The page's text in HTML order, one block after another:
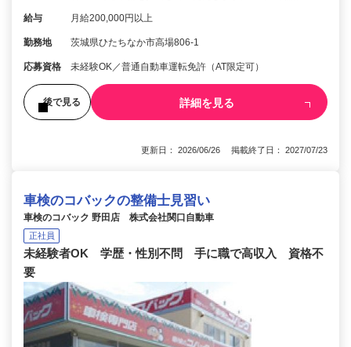
給与 月給200,000円以上
勤務地 茨城県ひたちなか市高場806-1
応募資格 未経験OK／普通自動車運転免許（AT限定可）
後で見る 詳細を見る
更新日： 2026/06/26 掲載終了日： 2027/07/23
車検のコバックの整備士見習い
車検のコバック 野田店 株式会社関口自動車
正社員
未経験者OK 学歴・性別不問 手に職で高収入 資格不
要